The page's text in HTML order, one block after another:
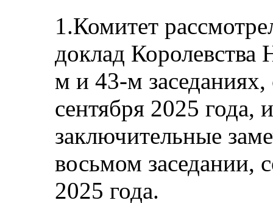
1.Комитет
доклад Королевства
м и 43-м
сентября 2025 года,
заключительные
восьмом заседании,
2025 года.